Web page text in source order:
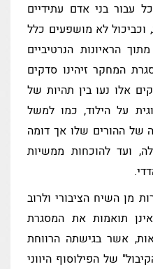
עבור בני אדם עתידיים
לא מושפעים כלל
הראיונות הנרטיביים
המחקר זיהינו סדקים
אלו נעו בין תהיות של
על הילוד, כמו למשל
של ההורים שלו אך דומה
ועד להוכחות ממשיות
מן השיח הציבורי ולרוב
תואמות את המסגרת
אשר בגישתה הרווחת
של הפילוסוף היווני